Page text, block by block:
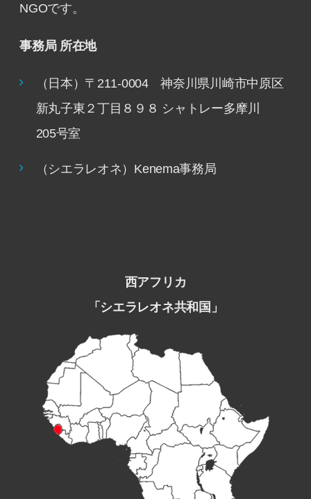
NGOです。
事務局 所在地
（日本）〒211-0004 神奈川県川崎市中原区
新丸子東２丁目８９８ シャトレー多摩川
205号室
（シエラレオネ）Kenema事務局
西アフリカ
「シエラレオネ共和国」